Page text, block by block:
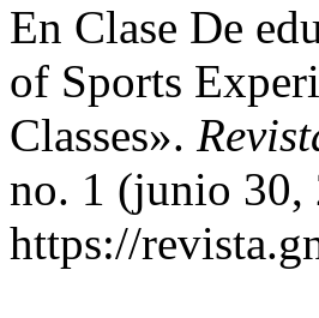
En Clase De
of Sports
Classes».
no. 1 (junio 30,
https://